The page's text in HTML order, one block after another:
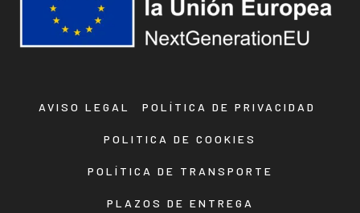
AVISO LEGAL POLÍTICA DE PRIVACIDAD
POLITICA DE COOKIES
POLÍTICA DE TRANSPORTE
PLAZOS DE ENTREGA